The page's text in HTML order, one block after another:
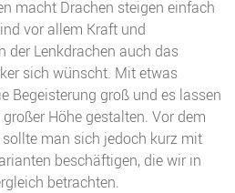
macht Drachen steigen einfach
vor allem Kraft und
der Lenkdrachen auch das
sich wünscht. Mit etwas
Begeisterung groß und es lassen
Höhe gestalten. Vor dem
man sich jedoch kurz mit
beschäftigen, die wir in
betrachten.